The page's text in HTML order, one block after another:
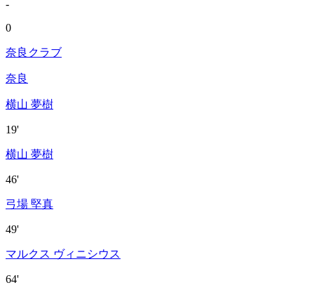
-
0
奈良クラブ
奈良
横山 夢樹
19'
横山 夢樹
46'
弓場 堅真
49'
マルクス ヴィニシウス
64'